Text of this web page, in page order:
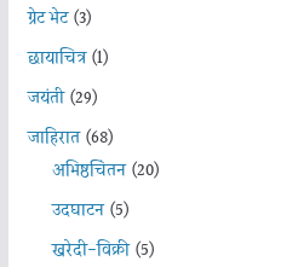
ग्रेट भेट(3)
छायाचित्र(1)
जयंती(29)
जाहिरात(68)
अभिष्ठचिंतन(20)
उदघाटन(5)
खरेदी-विक्री(5)